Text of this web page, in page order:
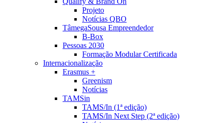
Projeto
Notícias QBO
TâmegaSousa Empreendedor
B-Box
Pessoas 2030
Formação Modular Certificada
Internacionalização
Erasmus +
Greenism
Notícias
TAMSin
TAMS/In (1ª edição)
TAMS/In Next Step (2ª edição)